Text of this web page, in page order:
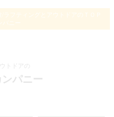
フティングとアウトドアのＴＯＰ
パニー
トドアの
パニー